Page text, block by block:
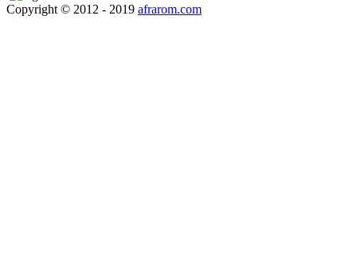
Copyright © 2012 - 2019 afrarom.com